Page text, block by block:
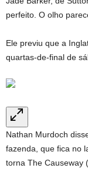
perfeito. O olho
Ele previu que a
quartas-de-final de
Nathan Murdoch
fazenda, que fica no
torna The Causeway